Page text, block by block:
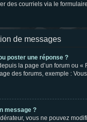
des courriels via le
de messages
poster une réponse ?
la page d’un forum ou
des forums, exemple : Vous
message ?
vous ne pouvez